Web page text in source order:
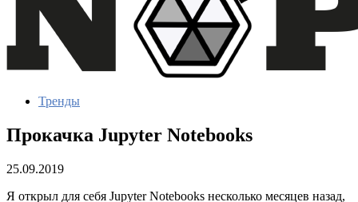
Тренды
Прокачка Jupyter Notebooks
25.09.2019
Я открыл для себя Jupyter Notebooks несколько месяцев назад,